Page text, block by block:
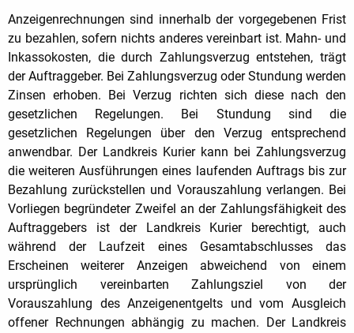
Anzeigenrechnungen sind innerhalb der vorgegebenen Frist
zu bezahlen, sofern nichts anderes vereinbart ist. Mahn- und
Inkassokosten, die durch Zahlungsverzug entstehen, trägt
der Auftraggeber. Bei Zahlungsverzug oder Stundung werden
Zinsen erhoben. Bei Verzug richten sich diese nach den
gesetzlichen Regelungen. Bei Stundung sind die
gesetzlichen Regelungen über den Verzug entsprechend
anwendbar. Der Landkreis Kurier kann bei Zahlungsverzug
die weiteren Ausführungen eines laufenden Auftrags bis zur
Bezahlung zurückstellen und Vorauszahlung verlangen. Bei
Vorliegen begründeter Zweifel an der Zahlungsfähigkeit des
Auftraggebers ist der Landkreis Kurier berechtigt, auch
während der Laufzeit eines Gesamtabschlusses das
Erscheinen weiterer Anzeigen abweichend von einem
ursprünglich vereinbarten Zahlungsziel von der
Vorauszahlung des Anzeigenentgelts und vom Ausgleich
offener Rechnungen abhängig zu machen. Der Landkreis